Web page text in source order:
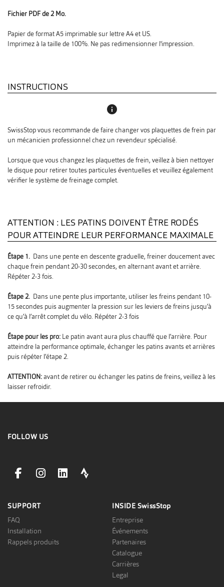
Fichier PDF de 2 Mo.
Papier de format A5 imprimable sur lettre A4 et US.
Imprimez à la taille de 100%. Ne pas redimensionner l'impression.
INSTRUCTIONS
info
SwissStop vous recommande de faire changer vos plaquettes de frein par
un mécanicien professionnel chez un revendeur spécialisé.
Lorsque que vous changez les plaquettes de frein, veillez à bien nettoyer
le disque pour retirer toutes particules éventuelles et veuillez également
vérifier le système de freinage complet.
ATTENTION : LES PATINS DOIVENT ÊTRE RODÉS
POUR ATTEINDRE LEUR PERFORMANCE MAXIMALE
Étape 1. Dans une pente en descente graduelle, freiner doucement avec
chaque frein pendant 20-30 secondes, en alternant avant et arrière.
Répéter 2-3 fois.
Étape 2. Dans une pente plus importante, utiliser les freins pendant 10-
15 secondes puis augmenter la pression sur les leviers de freins jusqu’à
ce qu’à l’arrêt complet du vélo. Répéter 2-3 fois
Étape pour les pro: Le patin avant aura plus chauffé que l’arrière. Pour
atteindre la performance optimale, échanger les patins avants et arrières
puis répéter l’étape 2.
ATTENTION:avant de retirer ou échanger les patins de freins, veillez à les
laisser refroidir.
FOLLOW US
facebookLink
instagramLink
linkedinLinkstravaLink
SUPPORT
FAQ
Installation
Rappels produits
INSIDE SwissStop
Entreprise
Événements
Partenaires
Catalogue
Carrières
Legal